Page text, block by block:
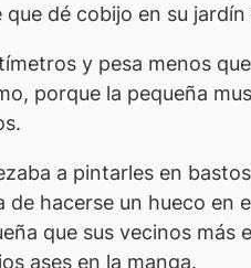
dé cobijo en su
y pesa menos
porque la pequeña
a pintarles en
hacerse un hueco en
que sus vecinos más
ases en la manga.